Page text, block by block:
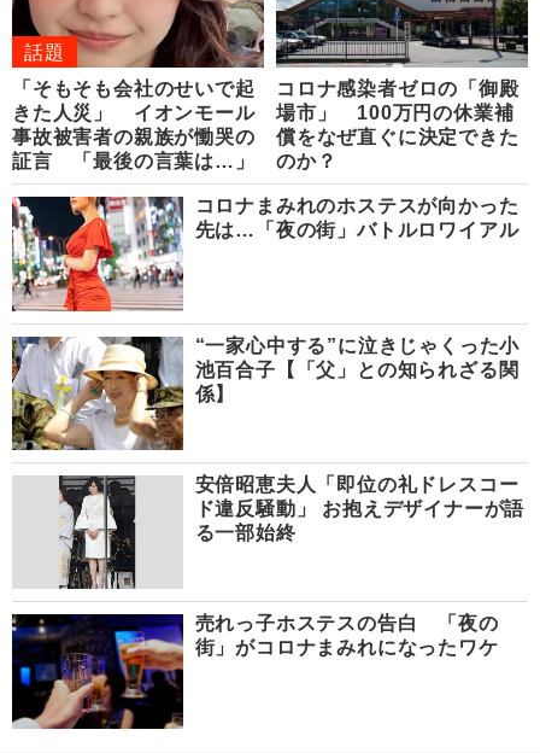
話題
「そもそも会社のせいで起
きた人災」 イオンモール
事故被害者の親族が慟哭の
証言 「最後の言葉は…」
コロナ感染者ゼロの「御殿
場市」 100万円の休業補
償をなぜ直ぐに決定できた
のか？
コロナまみれのホステスが向かった
先は…「夜の街」バトルロワイアル
“一家心中する”に泣きじゃくった小
池百合子【「父」との知られざる関
係】
安倍昭恵夫人「即位の礼ドレスコー
ド違反騒動」 お抱えデザイナーが語
る一部始終
売れっ子ホステスの告白 「夜の
街」がコロナまみれになったワケ